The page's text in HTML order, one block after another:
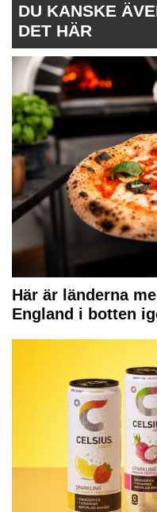
DU KANSKE
DET HÄR
Här är länderna
England i botten